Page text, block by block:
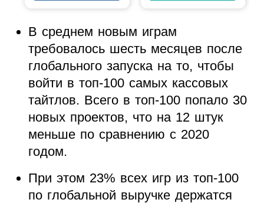
В среднем новым играм
требовалось шесть месяцев после
глобального запуска на то, чтобы
войти в топ-100 самых кассовых
тайтлов. Всего в топ-100 попало 30
новых проектов, что на 12 штук
меньше по сравнению с 2020
годом.
При этом 23% всех игр из топ-100
по глобальной выручке держатся